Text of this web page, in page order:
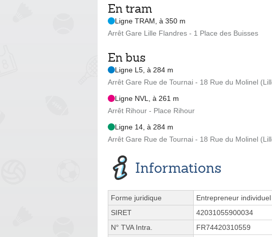
En tram
Ligne TRAM, à 350 m
Arrêt Gare Lille Flandres - 1 Place des Buisses
En bus
Ligne L5, à 284 m
Arrêt Gare Rue de Tournai - 18 Rue du Molinel
Ligne NVL, à 261 m
Arrêt Rihour - Place Rihour
Ligne 14, à 284 m
Arrêt Gare Rue de Tournai - 18 Rue du Molinel
Informations
Forme juridique
Entrepreneur individuel
SIRET
42031055900034
N° TVA Intra.
FR74420310559